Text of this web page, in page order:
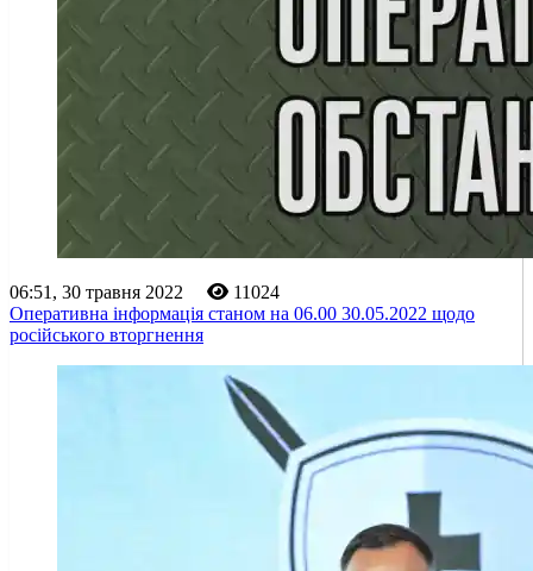
06:51, 30 травня 2022
11024
Оперативна інформація станом на 06.00 30.05.2022 щодо
російського вторгнення